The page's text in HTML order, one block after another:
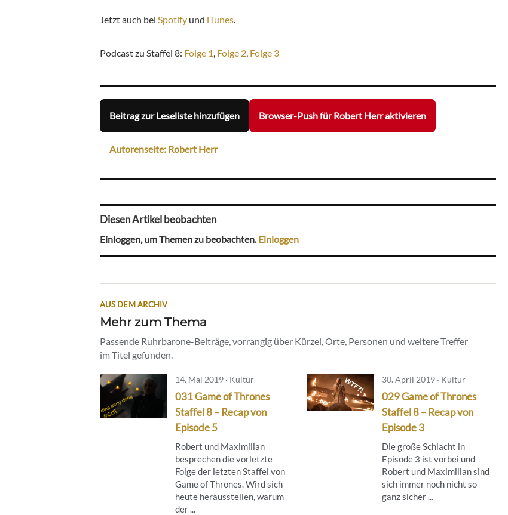
Jetzt auch bei Spotify und iTunes
Podcast zu Staffel 8: Folge 1 Folge 2 Folge 3
Beitrag zur Leseliste hinzufügen Browser-Push für Robert Herr aktivieren
Autorenseite: Robert Herr
Diesen Artikel beobachten
Einloggen, um Themen zu beobachten.Einloggen
AUS DEM ARCHIV
Mehr zum Thema
Passende Ruhrbarone-Beiträge, vorrangig über Kürzel, Orte, Personen und weitere Treffer
im Titel gefunden.
14. Mai 2019 · Kultur
031 Game of Thrones
Staffel 8 – Recap von
Episode 5
Robert und Maximilian
besprechen die vorletzte
Folge der letzten Staffel von
Game of Thrones. Wird sich
heute herausstellen, warum
der ...
30. April 2019 · Kultur
029 Game of Thrones
Staffel 8 – Recap von
Episode 3
Die große Schlacht in
Episode 3 ist vorbei und
Robert und Maximilian sind
sich immer noch nicht so
ganz sicher ...